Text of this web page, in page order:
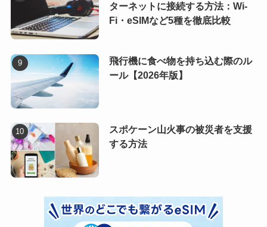
ターネットに接続する方法：Wi-
Fi・eSIMなど5種を徹底比較
飛行機に食べ物を持ち込む際のル
ール【2026年版】
スポケーン山火事の被災者を支援
する方法